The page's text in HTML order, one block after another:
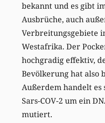
bekannt und es gibt
Ausbrüche, auch
Verbreitungsgebiete
Westafrika. Der
hochgradig effektiv,
Bevölkerung hat also
Außerdem handelt es
Sars-COV-2 um ein
mutiert.